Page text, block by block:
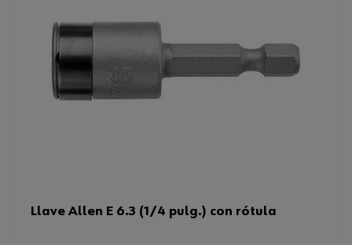
Llave Allen E 6.3 (1/4 pulg.) con rótula